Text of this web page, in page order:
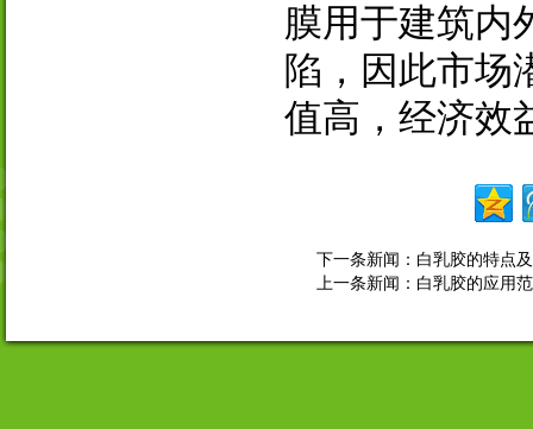
膜用于建筑内
陷，因此市场
值高，经济效
下一条新闻： 白乳胶的特点
上一条新闻： 白乳胶的应用